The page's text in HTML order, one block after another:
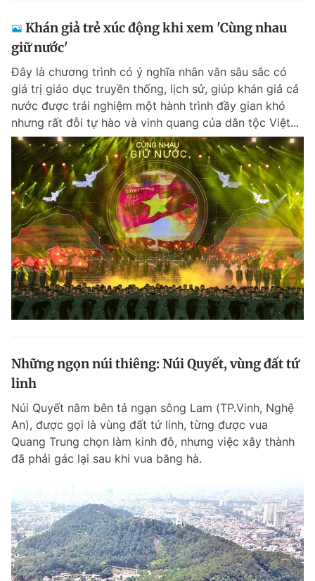
Khán giả trẻ xúc động khi xem 'Cùng nhau
giữ nước'
Đây là chương trình có ý nghĩa nhân văn sâu sắc có
giá trị giáo dục truyền thống, lịch sử, giúp khán giả cả
nước được trải nghiệm một hành trình đầy gian khó
nhưng rất đỗi tự hào và vinh quang của dân tộc Việt...
Những ngọn núi thiêng: Núi Quyết, vùng đất tứ
linh
Núi Quyết nằm bên tả ngạn sông Lam (TP.Vinh, Nghệ
An), được gọi là vùng đất tứ linh, từng được vua
Quang Trung chọn làm kinh đô, nhưng việc xây thành
đã phải gác lại sau khi vua băng hà.